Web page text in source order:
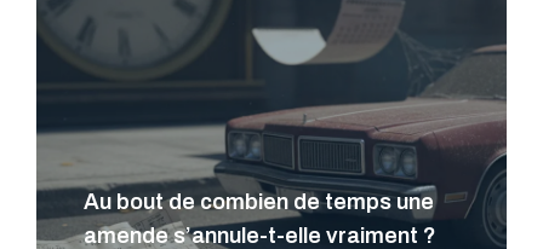
Au bout de combien de temps une
amende s’annule-t-elle vraiment ?